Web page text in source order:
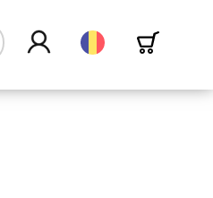
Română